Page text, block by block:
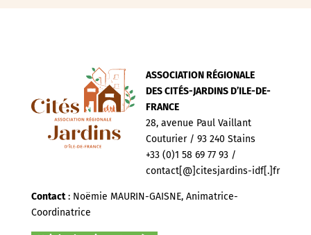
ASSOCIATION RÉGIONALE
DES CITÉS-JARDINS D’ILE-DE-
FRANCE
28, avenue Paul Vaillant
Couturier / 93 240 Stains
+33 (0)1 58 69 77 93 /
contact[@]citesjardins-idf[.]fr
Contact: Noëmie MAURIN-GAISNE, Animatrice-
Coordinatrice